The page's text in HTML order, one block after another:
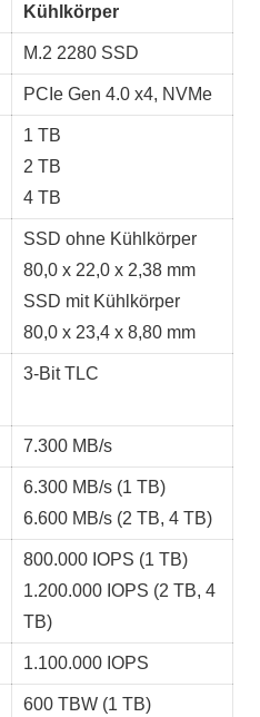
Kühlkörper
M.2 2280 SSD
PCIe Gen 4.0 x4, NVMe
1 TB
2 TB
4 TB
SSD ohne Kühlkörper
80,0 x 22,0 x 2,38 mm
SSD mit Kühlkörper
80,0 x 23,4 x 8,80 mm
3-Bit TLC
7.300 MB/s
6.300 MB/s (1 TB)
6.600 MB/s (2 TB, 4 TB)
800.000 IOPS (1 TB)
1.200.000 IOPS (2 TB, 4
TB)
1.100.000 IOPS
600 TBW (1 TB)